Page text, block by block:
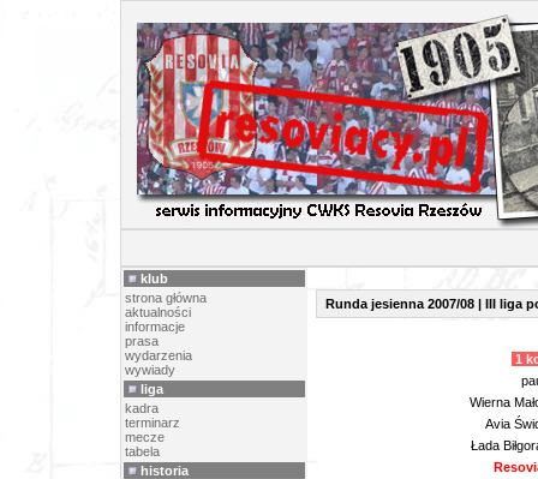
klub
strona główna
aktualności
informacje
prasa
wydarzenia
wywiady
liga
kadra
terminarz
mecze
tabela
historia
Runda jesienna 2007/08 | III liga
1
Wierna
Avia
Łada